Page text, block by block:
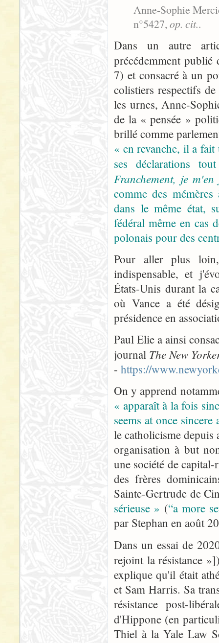
Anne-Sophie
n°5427, op. cit..
Dans un autre
précédemment
7) et consacré à un
colistiers respectifs
les urnes, Anne-
de la « pensée »
brillé comme
« en revanche, il a
ses déclarations
Franchement, je
comme des
dans le même état,
fédéral même en cas
polonais pour des
Pour aller plus
indispensable, et
États-Unis durant la
où Vance a été
présidence en
Paul Elie a ainsi
journal The New
- https://
On y apprend
« apparaît à la fois
seems at once
le catholicisme
organisation à but
une société de
des frères
Sainte-Gertrude de
sérieuse » (“a more
par Stephan en août
Dans un essai de
rejoint la résistance
explique qu'il était
et Sam Harris. Sa
résistance post-
d'Hippone (en
Thiel à la Yale Law